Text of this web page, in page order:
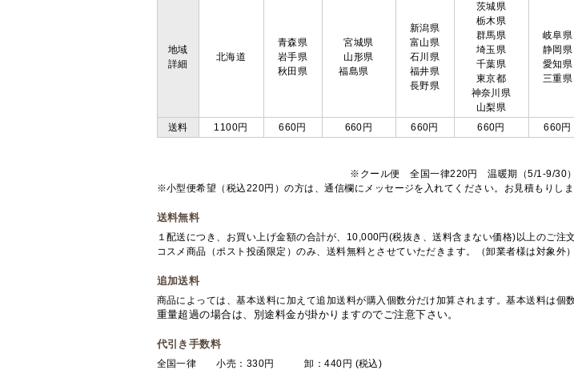
地域
詳細
北海道
青森県
岩手県
秋田県
宮城県
山形県
福島県
新潟県
富山県
石川県
福井県
長野県
茨城県
栃木県
群馬県
埼玉県
千葉県
東京都
神奈川県
山梨県
岐阜県
静岡県
愛知県
三重県
送料 1100円 660円 660円 660円 660円 660円
※クール便 全国一律220円 温暖期（5/1-9/30）
※小型便希望（税込220円）の方は、通信欄にメッセージを入れてください。お見積もりしま
送料無料
１配送につき、お買い上げ金額の合計が、10,000円(税抜き、送料含まない価格)以上のご注
コスメ商品（ポスト投函限定）のみ、送料無料とさせていただきます。（卸業者様は対象外）
追加送料
商品によっては、基本送料に加えて追加送料が購入個数分だけ加算されます。基本送料は個
重量超過の場合は、別途料金が掛かりますのでご注意下さい。
代引き手数料
全国一律 小売：330円 卸：440円 (税込)